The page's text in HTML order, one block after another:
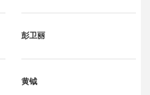
彭卫丽
黄钺